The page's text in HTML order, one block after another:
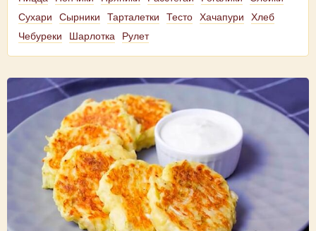
Сухари
Сырники Тарталетки Тесто Хачапури
Хлеб
Чебуреки
Шарлотка Рулет